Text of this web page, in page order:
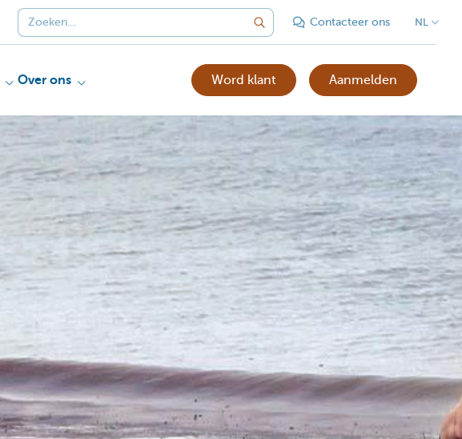
Contacteer ons NL
Over ons Word klant Aanmelden